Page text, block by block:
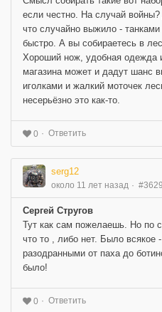
если честно. На случай
что случайно выжило -
быстро. А вы собираетесь в
Хороший нож, удобная одежда
магазина может и дадут шанс
иголками и жалкий моточек
несерьёзно это как-то.
0 Ответить
serg12
около 11 лет назад
Сергей Стругов
Тут как сам пожелаешь. Но по
что то , либо нет. Было всякое
разодранными от паха до
было!
0 Ответить